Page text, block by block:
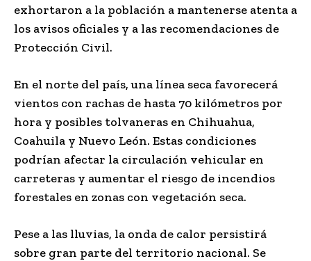
exhortaron a la población a mantenerse atenta a
los avisos oficiales y a las recomendaciones de
Protección Civil.
En el norte del país, una línea seca favorecerá
vientos con rachas de hasta 70 kilómetros por
hora y posibles tolvaneras en Chihuahua,
Coahuila y Nuevo León. Estas condiciones
podrían afectar la circulación vehicular en
carreteras y aumentar el riesgo de incendios
forestales en zonas con vegetación seca.
Pese a las lluvias, la onda de calor persistirá
sobre gran parte del territorio nacional. Se